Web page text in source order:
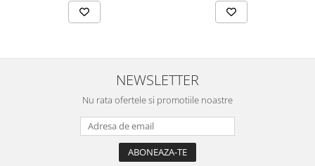
Baterii portabile
Camere video & sport
Camere video sport
NEWSLETTER
Nu rata ofertele si promotiile noastre